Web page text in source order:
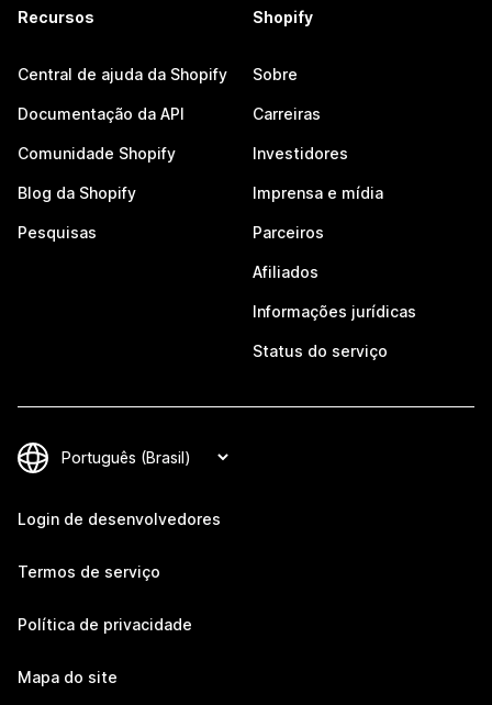
Recursos
Central de ajuda da Shopify
Documentação da API
Comunidade Shopify
Blog da Shopify
Pesquisas
Shopify
Sobre
Carreiras
Investidores
Imprensa e mídia
Parceiros
Afiliados
Informações jurídicas
Status do serviço
Login de desenvolvedores
Termos de serviço
Política de privacidade
Mapa do site